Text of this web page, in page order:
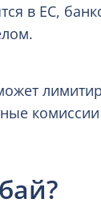
в ЕС,
комиссии